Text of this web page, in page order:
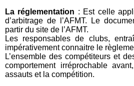
La réglementation : Est celle
d’arbitrage de l’AFMT. Le
partir du site de l’AFMT.
Les responsables de clubs,
impérativement connaitre le
L’ensemble des compétiteurs et
comportement irréprochable
assauts et la compétition.